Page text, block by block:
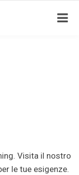
Visita il nostro
le tue esigenze.